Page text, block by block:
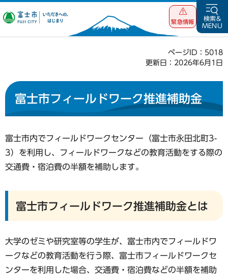
富士市 いただ
緊急情報
検索&
MENU
ページID：5018
更新日：2026年6月1日
富士市フィールドワーク推進補助金
富士市内でフィールドワークセンター（富士市永田北町3-
3）を利用し、フィールドワークなどの教育活動をする際の
交通費・宿泊費の半額を補助します。
富士市フィールドワーク推進補助金とは
大学のゼミや研究室等の学生が、富士市内でフィールドワ
ークなどの教育活動を行う際、富士市フィールドワークセ
ンターを利用した場合、交通費・宿泊費などの半額を補助